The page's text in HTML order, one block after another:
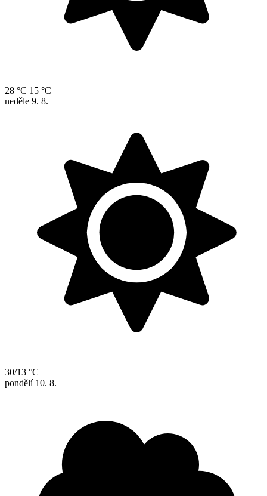
28 °C 15 °C
neděle 9. 8.
30/13 °C
pondělí 10. 8.